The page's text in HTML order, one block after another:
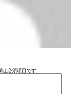
は必須項目です